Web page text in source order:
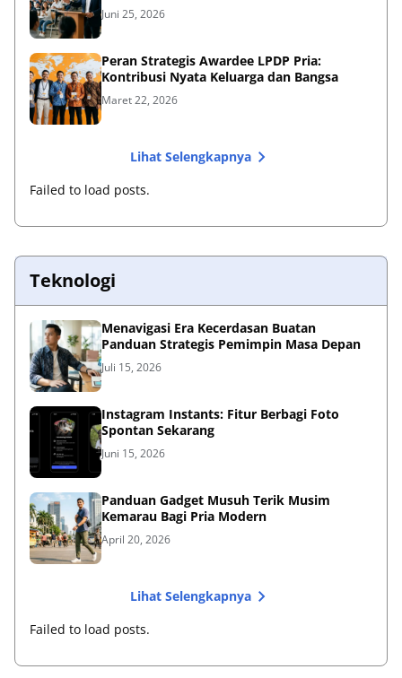
Juni 25, 2026
Peran Strategis Awardee LPDP Pria:
Kontribusi Nyata Keluarga dan Bangsa
Maret 22, 2026
Lihat Selengkapnya
Failed to load posts.
Teknologi
Menavigasi Era Kecerdasan Buatan
Panduan Strategis Pemimpin Masa Depan
Juli 15, 2026
Instagram Instants: Fitur Berbagi Foto
Spontan Sekarang
Juni 15, 2026
Panduan Gadget Musuh Terik Musim
Kemarau Bagi Pria Modern
April 20, 2026
Lihat Selengkapnya
Failed to load posts.